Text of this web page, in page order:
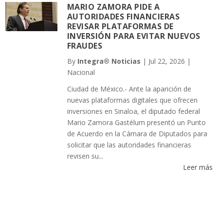
MARIO ZAMORA PIDE A
AUTORIDADES FINANCIERAS
REVISAR PLATAFORMAS DE
INVERSIÓN PARA EVITAR NUEVOS
FRAUDES
By Integra® Noticias | Jul 22, 2026 |
Nacional
Ciudad de México.- Ante la aparición de
nuevas plataformas digitales que ofrecen
inversiones en Sinaloa, el diputado federal
Mario Zamora Gastélum presentó un Punto
de Acuerdo en la Cámara de Diputados para
solicitar que las autoridades financieras
revisen su...
Leer más